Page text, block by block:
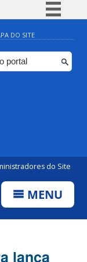
BR
DO SITE
do Site
MENU
lança